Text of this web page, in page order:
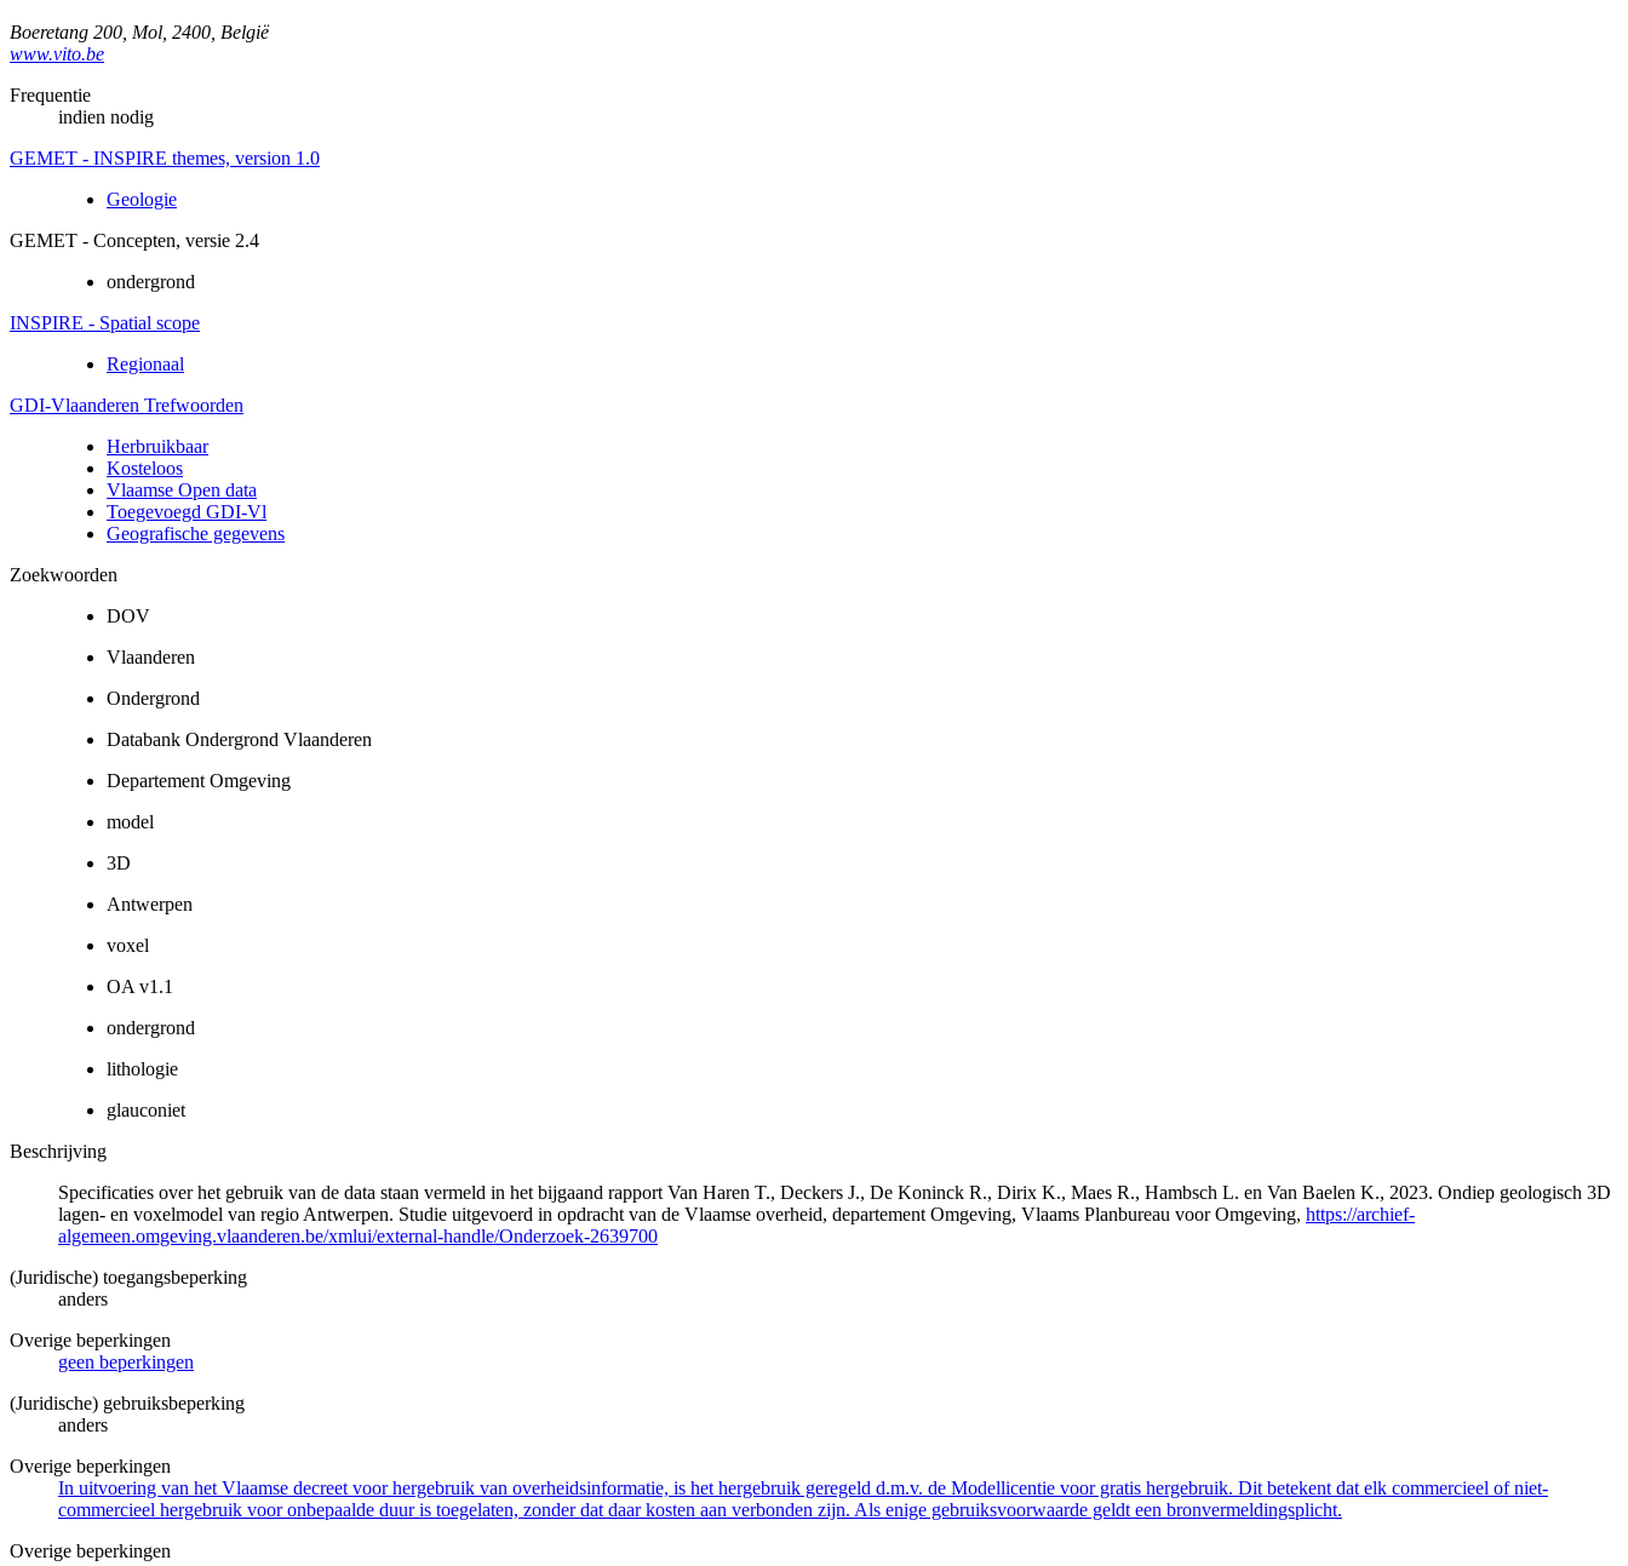
Boeretang 200 Mol 2400 België
www.vito.be
Frequentie
indien nodig
GEMET - INSPIRE themes, version 1.0
Geologie
GEMET - Concepten, versie 2.4
ondergrond
INSPIRE - Spatial scope
Regionaal
GDI-Vlaanderen Trefwoorden
Herbruikbaar
Kosteloos
Vlaamse Open data
Toegevoegd GDI-Vl
Geografische gegevens
Zoekwoorden
DOV
Vlaanderen
Ondergrond
Databank Ondergrond Vlaanderen
Departement Omgeving
model
3D
Antwerpen
voxel
OA v1.1
ondergrond
lithologie
glauconiet
Beschrijving
Specificaties over het gebruik van de data staan vermeld in het bijgaand rapport Van Haren T., Deckers J., De Koninck R., Dirix K., Maes R., Hambsch L. en Van Baelen K., 2023. Ondiep geologisch 3D
lagen- en voxelmodel van regio Antwerpen. Studie uitgevoerd in opdracht van de Vlaamse overheid, departement Omgeving, Vlaams Planbureau voor Omgeving, https://archief-
algemeen.omgeving.vlaanderen.be/xmlui/external-handle/Onderzoek-2639700
(Juridische) toegangsbeperking
anders
Overige beperkingen
geen beperkingen
(Juridische) gebruiksbeperking
anders
Overige beperkingen
In uitvoering van het Vlaamse decreet voor hergebruik van overheidsinformatie, is het hergebruik geregeld d.m.v. de Modellicentie voor gratis hergebruik. Dit betekent dat elk commercieel of niet-
commercieel hergebruik voor onbepaalde duur is toegelaten, zonder dat daar kosten aan verbonden zijn. Als enige gebruiksvoorwaarde geldt een bronvermeldingsplicht.
Overige beperkingen